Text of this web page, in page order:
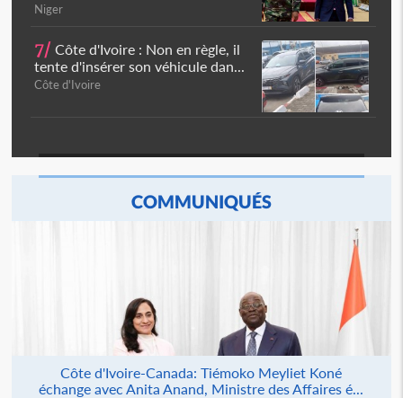
Niger
7/ Côte d'Ivoire : Non en règle, il
tente d'insérer son véhicule dan...
Côte d'Ivoire
COMMUNIQUÉS
Côte d'Ivoire-Canada: Tiémoko Meyliet Koné
échange avec Anita Anand, Ministre des Affaires é...